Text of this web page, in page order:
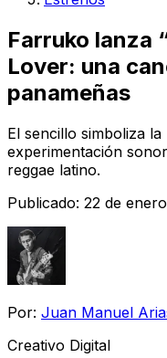
Farruko lanza
Lover: una
panameñas
El sencillo simboliza
experimentación
reggae latino.
Publicado: 22 de
Por: Juan Manuel
Creativo Digital